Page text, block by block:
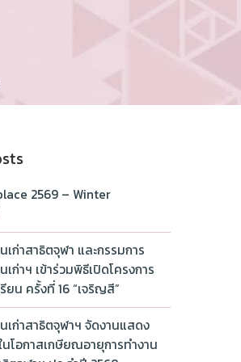
2569 – Winter
ก่าสาธิตจุฬา และกรรมการ
ก่าฯ เข้าร่วมพิธีเปิดโครงการ
ยน ครั้งที่ 16 “เจริญสี”
เก่าสาธิตจุฬาฯ จัดงานแสดง
นโอกาสเกษียณอายุการทำงาน